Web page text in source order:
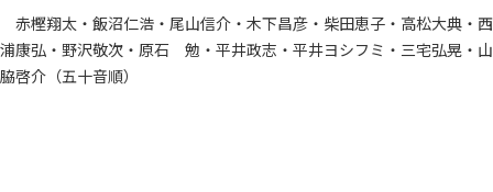
赤樫翔太・飯沼仁浩・尾山信介・木下昌彦・柴田恵子・高松大典・西
浦康弘・野沢敬次・原石 勉・平井政志・平井ヨシフミ・三宅弘晃・山
脇啓介（五十音順）